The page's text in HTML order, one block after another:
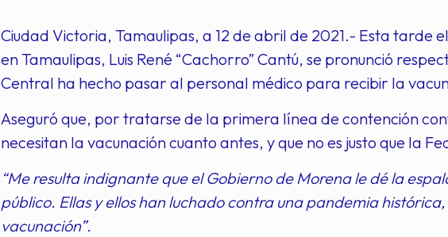
Ciudad Victoria, Tamaulipas, a 12 de abril de 2021.- Esta tarde
en Tamaulipas, Luis René “Cachorro” Cantú, se pronunció
Central ha hecho pasar al personal médico para recibir la
Aseguró que, por tratarse de la primera línea de contención
necesitan la vacunación cuanto antes, y que no es justo que la
“Me resulta indignante que el Gobierno de Morena le dé la
público. Ellas y ellos han luchado contra una pandemia
vacunación”.